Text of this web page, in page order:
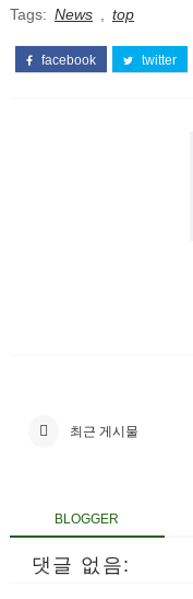
Tags: News top
facebook twitter
최근 게시물
BLOGGER
댓글 없음: